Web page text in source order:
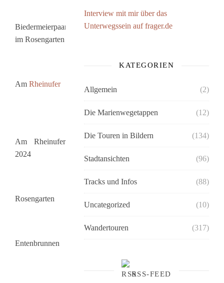
Biedermeierpaar
im Rosengarten
Am Rheinufer
Am Rheinufer
2024
Rosengarten
Entenbrunnen
Interview mit mir über das
Unterwegssein auf frager.de
KATEGORIEN
Allgemein (2)
Die Marienwegetappen (12)
Die Touren in Bildern (134)
Stadtansichten (96)
Tracks und Infos (88)
Uncategorized (10)
Wandertouren (317)
RSS-FEED